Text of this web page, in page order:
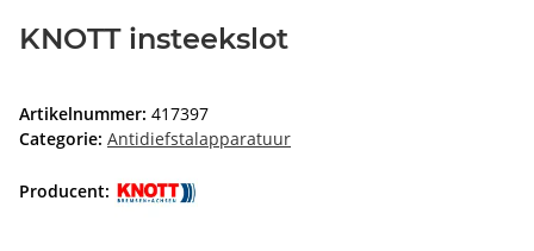
KNOTT insteekslot
Artikelnummer: 417397
Categorie: Antidiefstalapparatuur
Producent: